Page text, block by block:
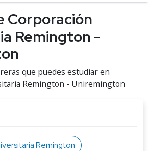
Corporación
Remington -
que puedes estudiar en
Remington - Uniremington
Remington